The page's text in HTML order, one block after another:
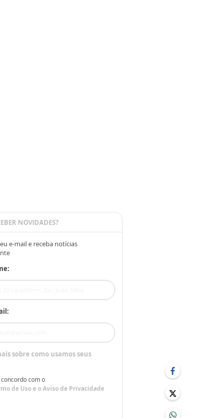
NOVIDADES?
e-mail e receba notícias
sobre como usamos seus
concordo com o
de Usoe oAviso de Privacidade